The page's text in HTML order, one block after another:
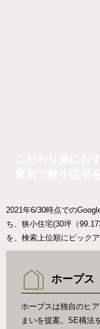
2021年6/30時点での
ち、狭小住宅(30坪（
を、検索上位順にピックア
ホープス
ホープスは独自のヒ
まいを提案。SE構法